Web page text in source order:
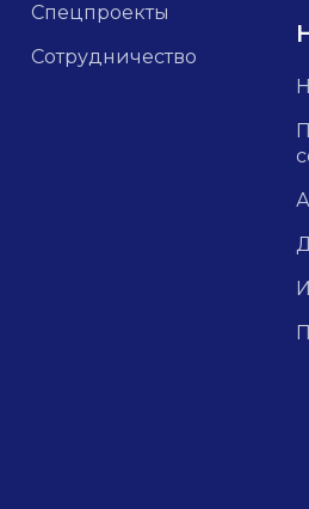
Спецпроекты
Сотрудничество